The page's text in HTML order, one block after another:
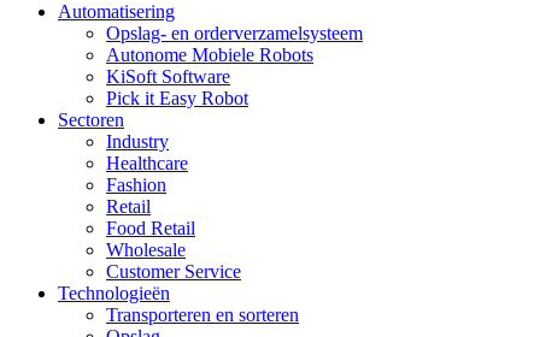
Automatisering
Opslag- en orderverzamelsysteem
Autonome Mobiele Robots
KiSoft Software
Pick it Easy Robot
Sectoren
Industry
Healthcare
Fashion
Retail
Food Retail
Wholesale
Customer Service
Technologieën
Transporteren en sorteren